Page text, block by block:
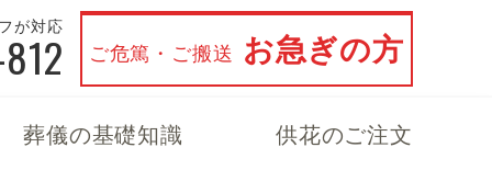
が対応
ご危篤・ご搬送 お急ぎの方
葬儀の基礎知識 供花のご注文